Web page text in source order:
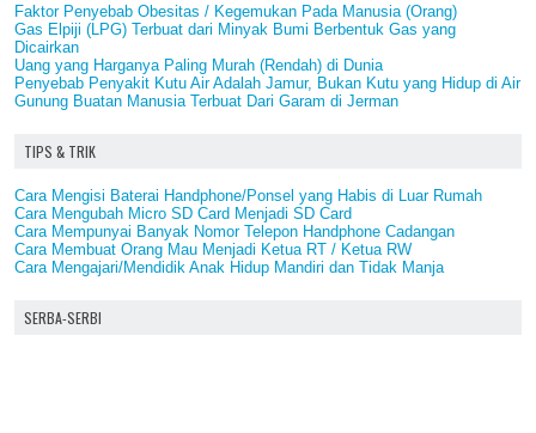
Faktor Penyebab Obesitas / Kegemukan Pada Manusia (Orang)
Gas Elpiji (LPG) Terbuat dari Minyak Bumi Berbentuk Gas yang
Dicairkan
Uang yang Harganya Paling Murah (Rendah) di Dunia
Penyebab Penyakit Kutu Air Adalah Jamur, Bukan Kutu yang Hidup di Air
Gunung Buatan Manusia Terbuat Dari Garam di Jerman
TIPS & TRIK
Cara Mengisi Baterai Handphone/Ponsel yang Habis di Luar Rumah
Cara Mengubah Micro SD Card Menjadi SD Card
Cara Mempunyai Banyak Nomor Telepon Handphone Cadangan
Cara Membuat Orang Mau Menjadi Ketua RT / Ketua RW
Cara Mengajari/Mendidik Anak Hidup Mandiri dan Tidak Manja
SERBA-SERBI